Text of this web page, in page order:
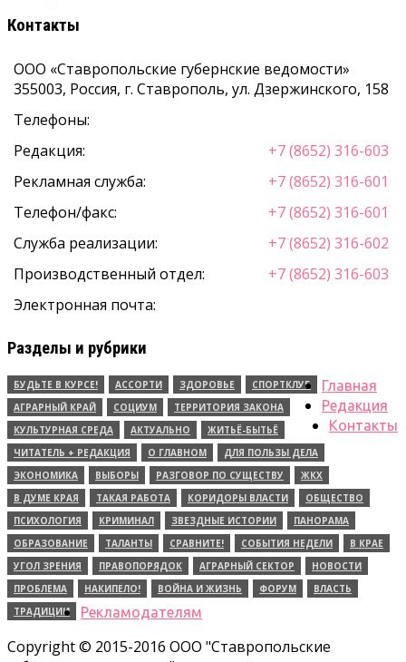
Контакты
ООО «Ставропольские губернские ведомости»
355003, Россия, г. Ставрополь, ул. Дзержинского, 158
Телефоны:
Редакция:
+7 (8652) 316-603
Рекламная служба:
+7 (8652) 316-601
Телефон/факс:
+7 (8652) 316-601
Служба реализации:
+7 (8652) 316-602
Производственный отдел:
+7 (8652) 316-603
Электронная почта:
Разделы и рубрики
БУДЬТЕ В КУРСЕ! АССОРТИ ЗДОРОВЬЕ
СПОРТКЛУБ
АГРАРНЫЙ КРАЙ
СОЦИУМ
ТЕРРИТОРИЯ ЗАКОНА
КУЛЬТУРНАЯ СРЕДА
АКТУАЛЬНО
ЖИТЬЁ-БЫТЬЁ
ЧИТАТЕЛЬ + РЕДАКЦИЯ
О ГЛАВНОМ
ДЛЯ ПОЛЬЗЫ ДЕЛА
ЭКОНОМИКА
ВЫБОРЫ РАЗГОВОР ПО СУЩЕСТВУ
ЖКХ
В ДУМЕ КРАЯ
ТАКАЯ РАБОТА КОРИДОРЫ ВЛАСТИ
ОБЩЕСТВО
ПСИХОЛОГИЯ
КРИМИНАЛ ЗВЕЗДНЫЕ ИСТОРИИ
ПАНОРАМА
ОБРАЗОВАНИЕ
ТАЛАНТЫ СРАВНИТЕ! СОБЫТИЯ НЕДЕЛИ
В КРАЕ
УГОЛ ЗРЕНИЯ
ПРАВОПОРЯДОК АГРАРНЫЙ СЕКТОР
НОВОСТИ
ПРОБЛЕМА
НАКИПЕЛО! ВОЙНА И ЖИЗНЬ ФОРУМ
ВЛАСТЬ
ТРАДИЦИИ
Главная
Редакция
Контакты
Рекламодателям
Copyright © 2015-2016 ООО "Ставропольские